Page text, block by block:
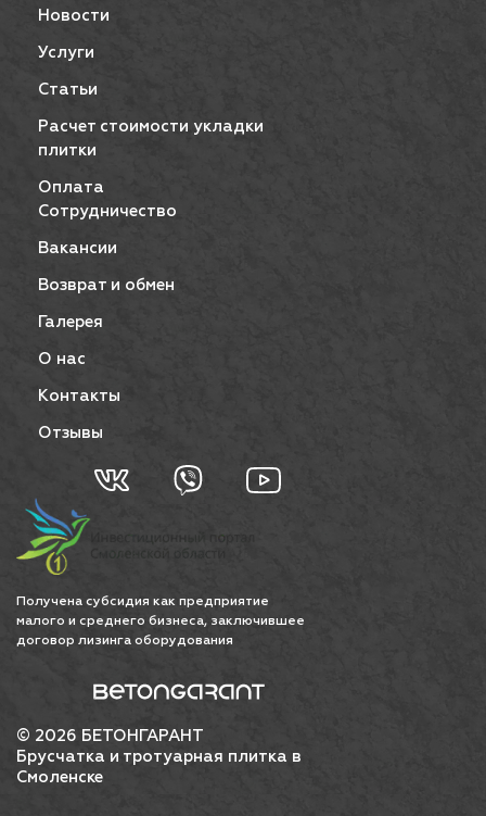
© 2026 БЕТОНГАРАНТ
Брусчатка и тротуарная плитка в
Смоленске
Новости
Услуги
Статьи
Расчет стоимости укладки
плитки
Оплата
Сотрудничество
Вакансии
Возврат и обмен
Галерея
О нас
Контакты
Отзывы
Получена субсидия как предприятие
малого и среднего бизнеса, заключившее
договор лизинга оборудования